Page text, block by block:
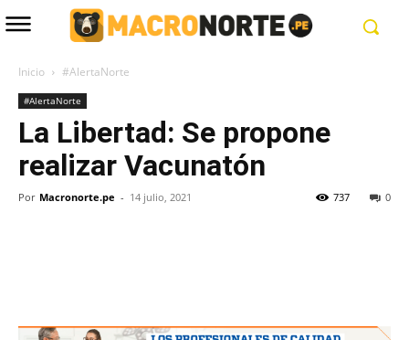
Inicio #AlertaNorte
#AlertaNorte
La Libertad: Se propone
realizar Vacunatón
Por Macronorte.pe - 14 julio, 2021 0
737